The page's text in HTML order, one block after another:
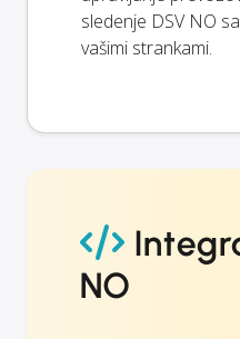
sledenje DSV NO
vašimi strankami.
NO